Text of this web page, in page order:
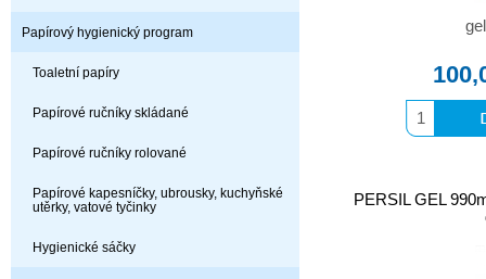
Papírový hygienický program
Toaletní papíry
Papírové ručníky skládané
Papírové ručníky rolované
Papírové kapesníčky, ubrousky, kuchyňské
utěrky, vatové tyčinky
Hygienické sáčky
PERSIL GEL